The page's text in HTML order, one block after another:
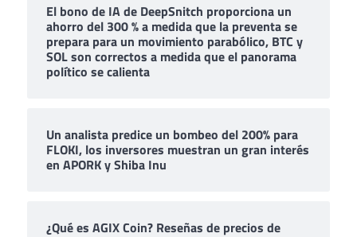
El bono de IA de DeepSnitch proporciona un
ahorro del 300 % a medida que la preventa se
prepara para un movimiento parabólico, BTC y
SOL son correctos a medida que el panorama
político se calienta
Un analista predice un bombeo del 200% para
FLOKI, los inversores muestran un gran interés
en APORK y Shiba Inu
¿Qué es AGIX Coin? Reseñas de precios de